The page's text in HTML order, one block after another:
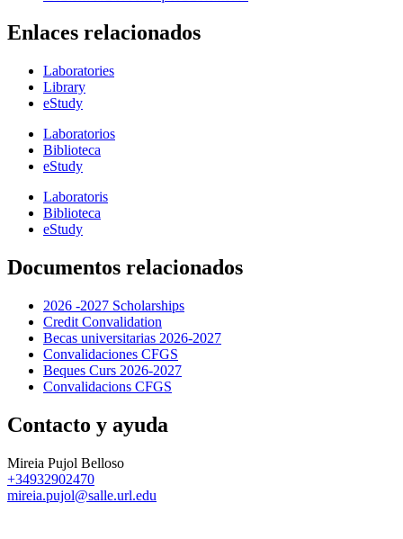
Enlaces relacionados
Laboratories
Library
eStudy
Laboratorios
Biblioteca
eStudy
Laboratoris
Biblioteca
eStudy
Documentos relacionados
2026 -2027 Scholarships
Credit Convalidation
Becas universitarias 2026-2027
Convalidaciones CFGS
Beques Curs 2026-2027
Convalidacions CFGS
Contacto y ayuda
Mireia Pujol Belloso
+34932902470
mireia.pujol@salle.url.edu